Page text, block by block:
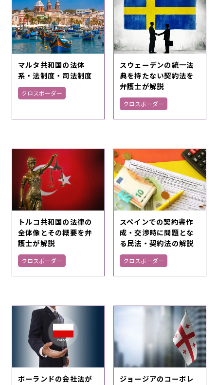
マルタ共和国の法体
系・法制度・司法制度
クロスボーダー
スウェーデンの統一法
典を持たない契約法を
弁護士が解説
クロスボーダー
トルコ共和国の法律の
全体像とその概要を弁
護士が解説
クロスボーダー
スペインでの契約書作
成・交渉時に問題とな
る民法・契約法の解説
クロスボーダー
ポーランドの会社法が
ジョージアのコーポレ